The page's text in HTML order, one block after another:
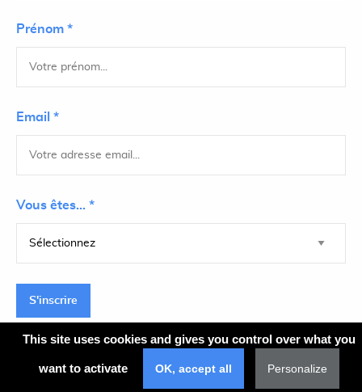
Prénom *
Email *
Vous êtes... *
S'inscrire
This site uses cookies and gives you control over what you
want to activate OK, accept all Personalize